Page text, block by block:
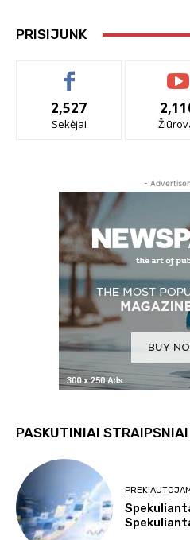
PRISIJUNK
2,527
Sekėjai
-
PASKUTINIAI STRAIPSNIAI